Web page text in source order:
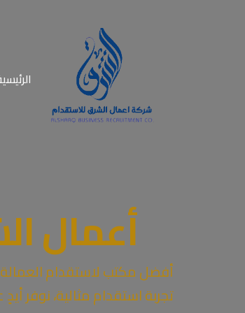
أعمال
أفضل مكتب لاستقدام العمالة
تجربة استقدام مثالية، نوفر